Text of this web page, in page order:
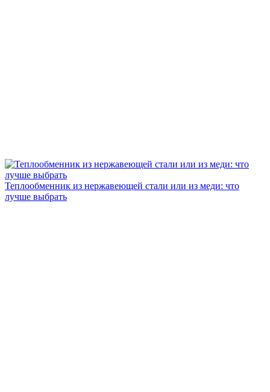
Теплообменник из нержавеющей стали или из меди: что
лучше выбрать